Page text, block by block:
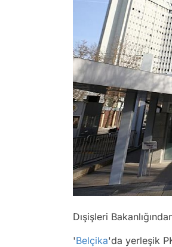
Dışişleri
'Belçika'da yerleşik